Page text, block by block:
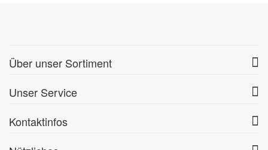
Über unser Sortiment
Unser Service
Kontaktinfos